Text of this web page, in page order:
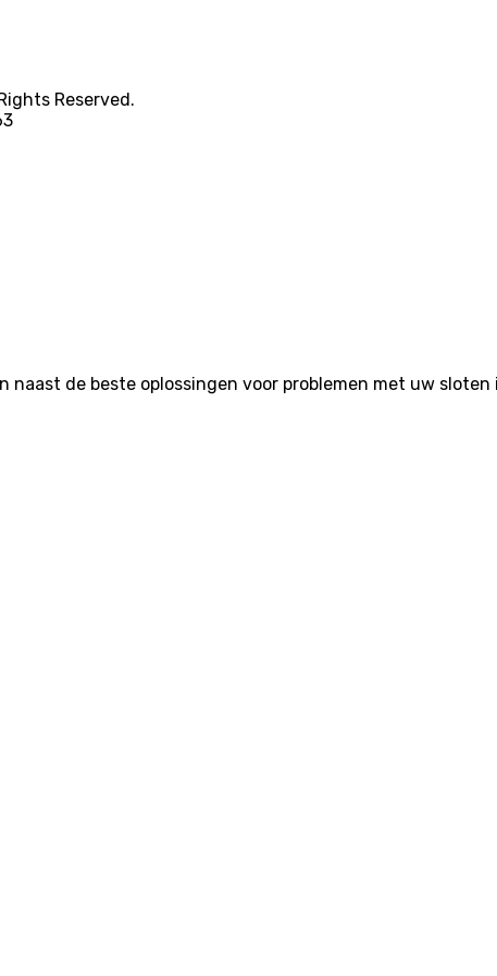
Reserved.
naast de beste oplossingen voor problemen met uw